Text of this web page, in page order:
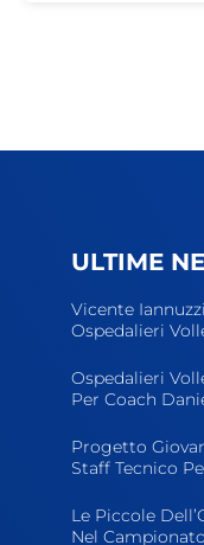
ULTIME
Vicente
Ospedalieri
Ospedalieri
Per Coach
Progetto
Staff Tecnico
Le Piccole
Nel